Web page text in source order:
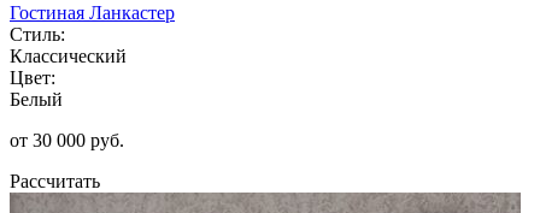
Гостиная Ланкастер
Стиль:
Классический
Цвет:
Белый
от 30 000 руб.
Рассчитать